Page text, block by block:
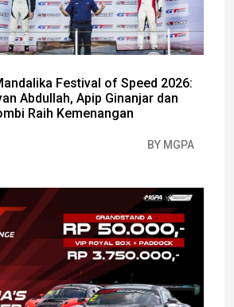
Festival of Speed 2026:
Abdullah, Apip Ginanjar dan
Raih Kemenangan
BY MGPA